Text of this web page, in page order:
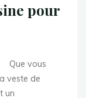
pour
Que vous
veste de
un